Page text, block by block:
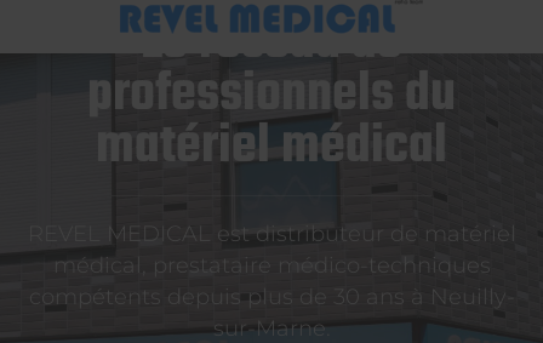
Le réseau de
professionnels du
matériel médical
REVEL MEDICAL est distributeur de matériel
médical, prestataire médico-techniques
compétents depuis plus de 30 ans à Neuilly-
sur-Marne.